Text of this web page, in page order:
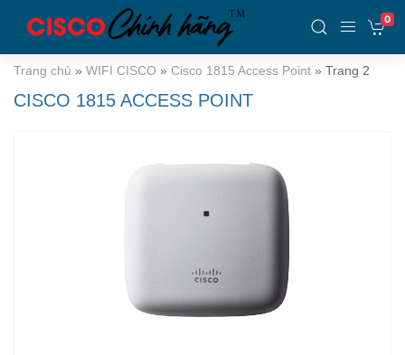
0
Trang chủ » WIFI CISCO » Cisco 1815 Access Point » Trang 2
CISCO 1815 ACCESS POINT